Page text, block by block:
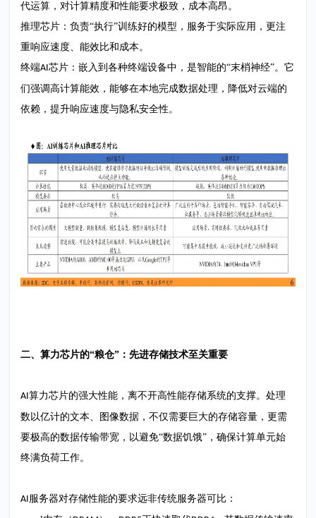
代运算，对计算精度和性能要求极致，成本高昂。
推理芯片：负责“执行”训练好的模型，服务于实际应用，更注
重响应速度、能效比和成本。
终端AI芯片：嵌入到各种终端设备中，是智能的“末梢神经”。它
们强调高计算能效，能够在本地完成数据处理，降低对云端的
依赖，提升响应速度与隐私安全性。
二、算力芯片的“粮仓”：先进存储技术至关重要
AI算力芯片的强大性能，离不开高性能存储系统的支撑。处理
数以亿计的文本、图像数据，不仅需要巨大的存储容量，更需
要极高的数据传输带宽，以避免“数据饥饿”，确保计算单元始
终满负荷工作。
AI服务器对存储性能的要求远非传统服务器可比：